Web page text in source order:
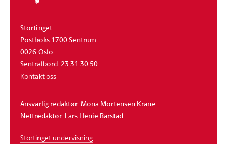
Stortinget
Postboks 1700 Sentrum
0026 Oslo
Sentralbord: 23 31 30 50
Kontakt oss
Ansvarlig redaktør: Mona Mortensen Krane
Nettredaktør: Lars Henie Barstad
Stortinget undervisning